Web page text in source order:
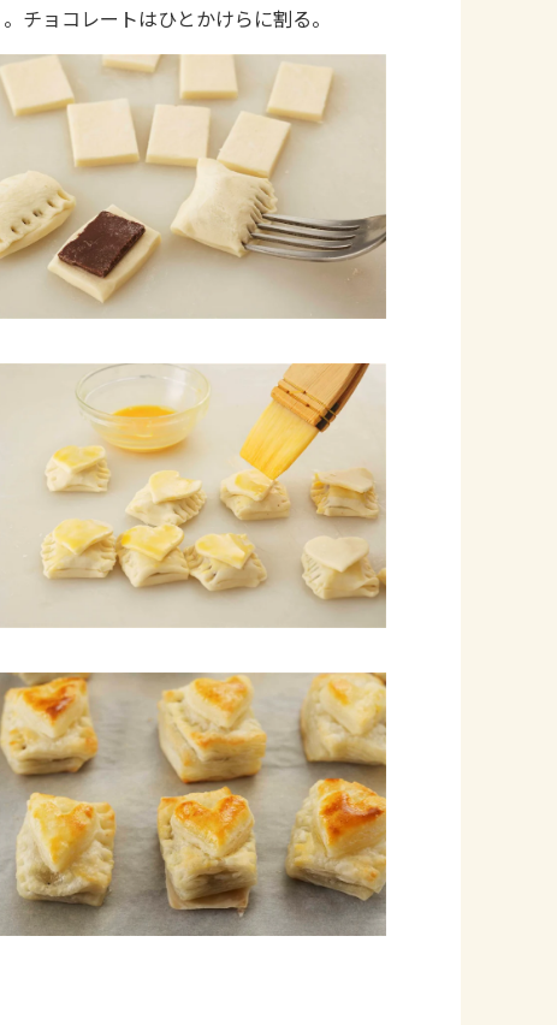
チョコレートはひとかけらに割る。